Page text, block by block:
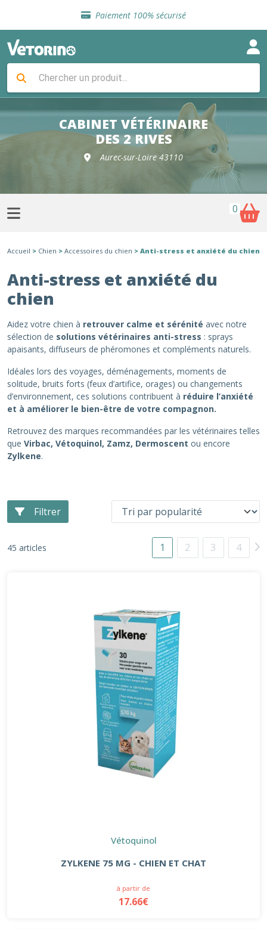
Paiement 100% sécurisé
Livraison gratuite en clinique vétérinaire
Sélection de croquettes vétérinaire
Livraison gratuite en clinique vétérinaire
Retour gratuit en clinique
Sélection de croquettes vétérinaire
CABINET VÉTÉRINAIRE
DES 2 RIVES
Aurec-sur-Loire 43110
0
Accueil > Chien > Accessoires du chien > Anti-stress et anxiété du chien
Anti-stress et anxiété du
chien
Aidez votre chien à retrouver calme et sérénité avec notre
sélection de solutions vétérinaires anti-stress : sprays
apaisants, diffuseurs de phéromones et compléments naturels.
Idéales lors des voyages, déménagements, moments de
solitude, bruits forts (feux d’artifice, orages) ou changements
d’environnement, ces solutions contribuent à réduire l’anxiété
et à améliorer le bien-être de votre compagnon.
Retrouvez des marques recommandées par les vétérinaires telles
que Virbac, Vétoquinol, Zamz, Dermoscent ou encore
Zylkene.
Filtrer
45 articles 1 2 3 4
Vétoquinol
ZYLKENE 75 MG - CHIEN ET CHAT
à partir de
17.66€